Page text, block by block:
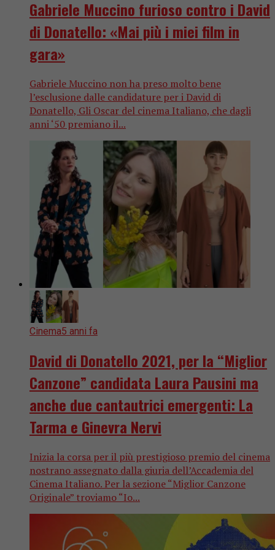
Gabriele Muccino furioso contro i David
di Donatello: «Mai più i miei film in
gara»
Gabriele Muccino non ha preso molto bene
l’esclusione dalle candidature per i David di
Donatello, Gli Oscar del cinema Italiano, che dagli
anni ‘50 premiano il...
Cinema5 anni fa
David di Donatello 2021, per la “Miglior
Canzone” candidata Laura Pausini ma
anche due cantautrici emergenti: La
Tarma e Ginevra Nervi
Inizia la corsa per il più prestigioso premio del cinema
nostrano assegnato dalla giuria dell’Accademia del
Cinema Italiano. Per la sezione “Miglior Canzone
Originale” troviamo “Io...